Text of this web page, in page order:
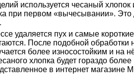
используется чесаный
при первом «вычесывании». Это
удаляется пух и самые
После подобной обработки
более износостойким и на
хлопка будет гораздо
в интернет магазине